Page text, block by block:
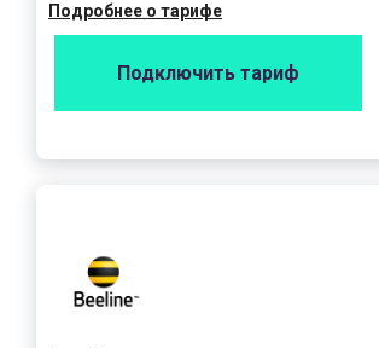
Подробнее о тарифе
Подключить тариф